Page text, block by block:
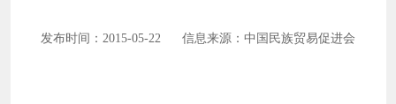
发布时间：2015-05-22 信息来源：中国民族贸易促进会